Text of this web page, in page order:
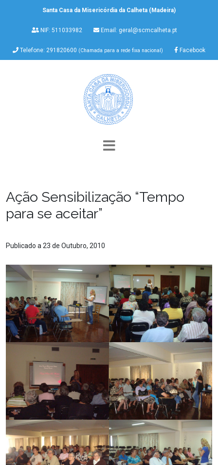
Santa Casa da Misericórdia da Calheta (Madeira)
NIF: 511033982 Email: geral@scmcalheta.pt
Telefone: 291820600 (Chamada para a rede fixa nacional) Facebook
Ação Sensibilização “Tempo
para se aceitar”
Publicado a 23 de Outubro, 2010